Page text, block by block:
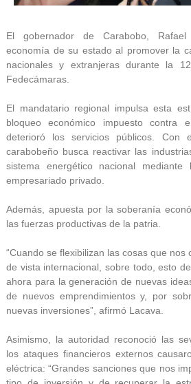
El gobernador de Carabobo,
economía de su estado al promover la
nacionales y extranjeras durante la
Fedecámaras.
El mandatario regional impulsa esta
bloqueo económico impuesto contra
deterioró los servicios públicos. Con
carabobeño busca reactivar las
sistema energético nacional
empresariado privado.
Además, apuesta por la soberanía
las fuerzas productivas de la patria.
“Cuando se flexibilizan las cosas que nos
de vista internacional, sobre todo, esto
ahora para la generación de nuevas
de nuevos emprendimientos y, por
nuevas inversiones”, afirmó Lacava.
Asimismo, la autoridad reconoció las
los ataques financieros externos
eléctrica: “Grandes sanciones que nos